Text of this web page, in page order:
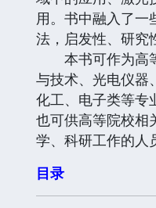
用。书中融入了一
法，启发性、研究
本书可作为高
与技术、光电仪器
化工、电子类等专
也可供高等院校相
学、科研工作的人
目录